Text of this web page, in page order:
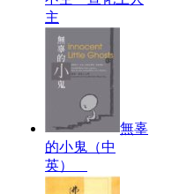
主
無辜
的小鬼（中
英）